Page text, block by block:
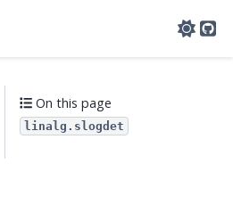
On this page
linalg.slogdet